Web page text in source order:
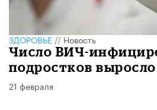
ЗДОРОВЬЕ//Новость
Число ВИЧ-
подростков выросло
21 февраля